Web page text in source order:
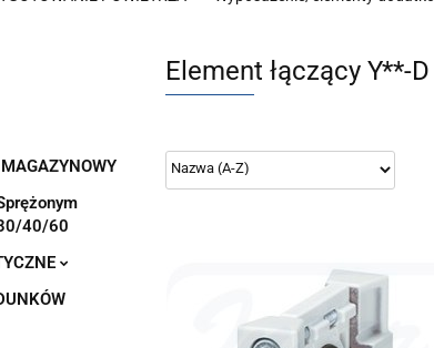
40/60
Element łączący Y**-D